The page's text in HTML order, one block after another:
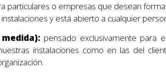
particulares o empresas que desean
y está abierto a cualquier
pensado exclusivamente para
instalaciones como en las del